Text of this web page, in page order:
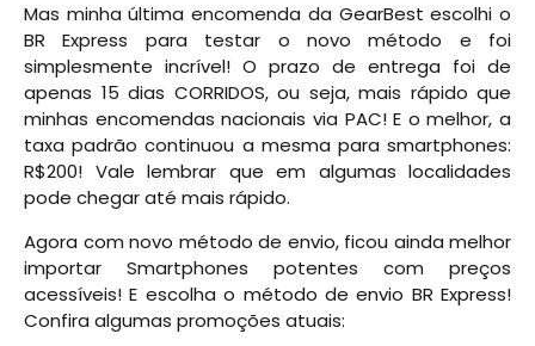
Mas minha última encomenda da GearBest escolhi o
BR Express para testar o novo método e foi
simplesmente incrível! O prazo de entrega foi de
apenas 15 dias CORRIDOS, ou seja, mais rápido que
minhas encomendas nacionais via PAC! E o melhor, a
taxa padrão continuou a mesma para smartphones:
R$200! Vale lembrar que em algumas localidades
pode chegar até mais rápido.
Agora com novo método de envio, ficou ainda melhor
importar Smartphones potentes com preços
acessíveis! E escolha o método de envio BR Express!
Confira algumas promoções atuais: